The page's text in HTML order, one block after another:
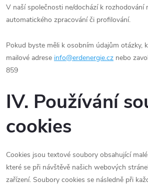
V naší společnosti ne/dochází k rozhodování
automatického zpracování či profilování.
Pokud byste měli k osobním údajům otázky,
mailové adrese info@erdenergie.cz nebo
859
IV. Používání
cookies
Cookies jsou textové soubory obsahující
které se při návštěvě našich webových
zařízení. Soubory cookies se následně při